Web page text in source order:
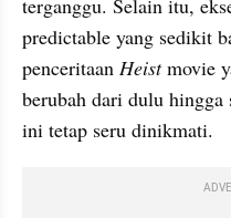
terganggu. Selain itu,
predictable yang sedikit
penceritaan Heist movie
berubah dari dulu
ini tetap seru dinikmati.